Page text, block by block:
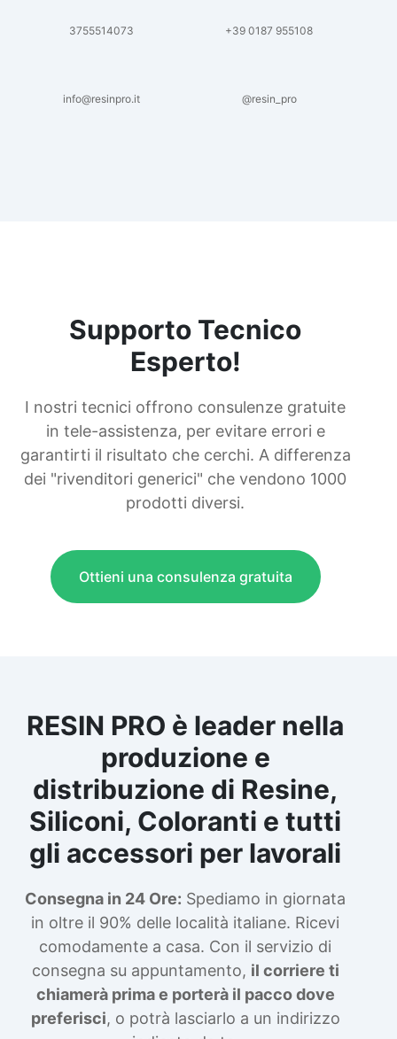
3755514073 +39 0187 955108
info@resinpro.it @resin_pro
Supporto Tecnico
Esperto!
I nostri tecnici offrono consulenze gratuite
in tele-assistenza, per evitare errori e
garantirti il risultato che cerchi. A differenza
dei "rivenditori generici" che vendono 1000
prodotti diversi.
Ottieni una consulenza gratuita
RESIN PRO è leader nella
produzione e
distribuzione di Resine,
Siliconi, Coloranti e tutti
gli accessori per lavorali
Consegna in 24 Ore: Spediamo in giornata
in oltre il 90% delle località italiane. Ricevi
comodamente a casa. Con il servizio di
consegna su appuntamento, il corriere ti
chiamerà prima e porterà il pacco dove
preferisci, o potrà lasciarlo a un indirizzo